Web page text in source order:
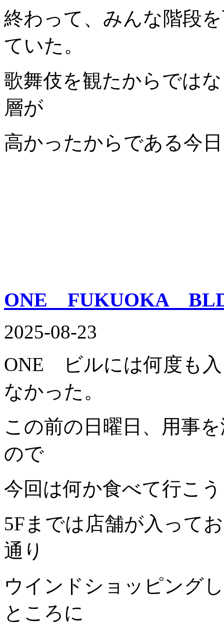
終わって、みんな階段
ていた。
歌舞伎を観たからでは
層が
高かったからである今
ONE FUKUOKA
2025-08-23
ONE ビルには何度も
なかった。
この前の日曜日、用事
ので
今回は何か食べて行こ
5Fまでは店舗が入って
通り
ウインドショッピング
ところに